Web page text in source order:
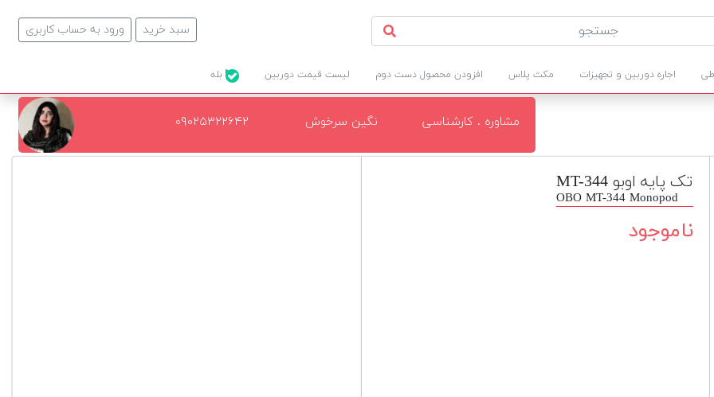
ورود به حساب کاربری سبد خرید
اجاره دوربین و تجهیزات مکث پلاس افزودن محصول دست دوم لیست قیمت دوربین
مشاوره . کارشناسی نگین سرخوش ۰۹۰۲۵۳۲۲۶۴۲
تک پایه اوبو MT-344
OBO MT-344 Monopod
ناموجود